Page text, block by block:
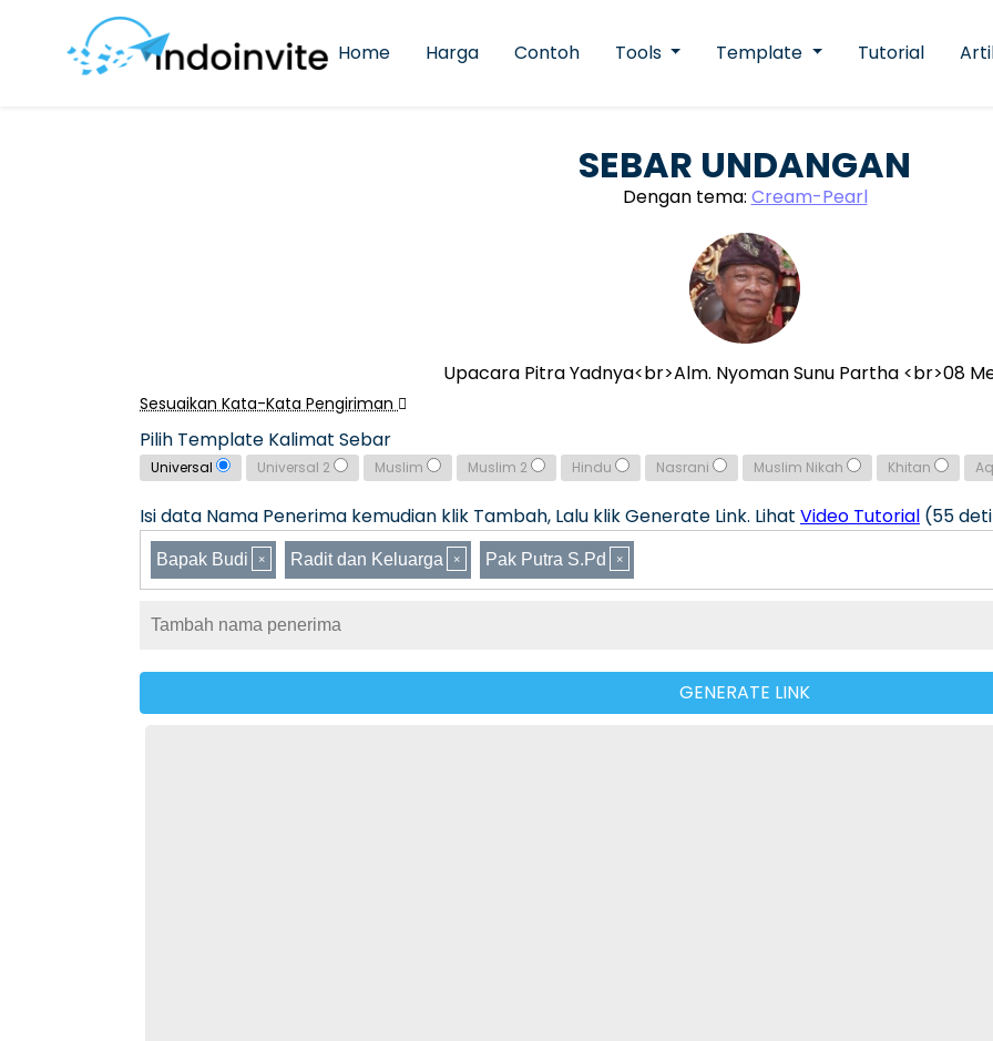
Home Harga Contoh Tools Template Tutorial
SEBAR UNDANGAN
Dengan tema: Cream-Pearl
Upacara Pitra Yadnya<br>Alm. Nyoman Sunu Partha <br>08
Sesuaikan Kata-Kata Pengiriman
Pilih Template Kalimat Sebar
Universal Universal 2 Muslim Muslim 2 Hindu Nasrani Muslim Nikah Khitan
Isi data Nama Penerima kemudian klik Tambah, Lalu klik Generate Link. Lihat Video Tutorial (55
Bapak Budi Radit dan Keluarga Pak Putra S.Pd
GENERATE LINK